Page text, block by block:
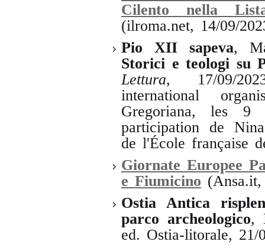
Cilento nella
(ilroma.net, 14/09/
Pio XII sapeva,
Storici e teologi
Lettura, 17/09/
international
Gregoriana, les
participation de
de l'École française
Giornate Europee
e Fiumicino
Ostia Antica
parco archeologico,
ed. Ostia-litorale, 21/